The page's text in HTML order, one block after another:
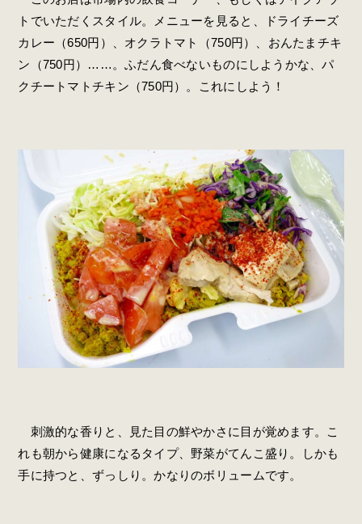
トでいただくスタイル。メニューを見ると、ドライチーズ
カレー（650円）、オクラトマト（750円）、おんたまチキ
ン（750円）……。ふだん食べないものにしようかな、パ
クチートマトチキン（750円）。これにしよう！
刺激的な香りと、見た目の鮮やかさに目が覚めます。こ
れも朝から健康になるタイプ、野菜がてんこ盛り。しかも
手に持つと、ずっしり。かなりのボリュームです。